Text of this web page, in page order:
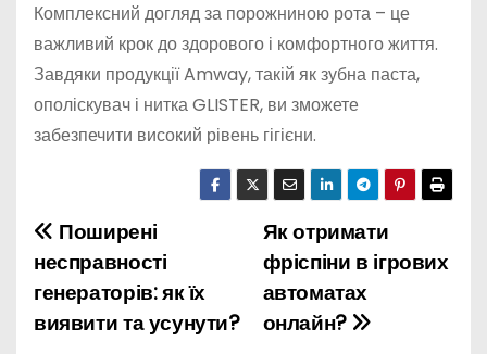
Комплексний догляд за порожниною рота – це
важливий крок до здорового і комфортного життя.
Завдяки продукції Amway, такій як зубна паста,
ополіскувач і нитка GLISTER, ви зможете
забезпечити високий рівень гігієни.
Н
а
в
Як отримати
фріспіни в ігрових
автоматах
онлайн?
Поширені
несправності
генераторів: як їх
виявити та усунути?